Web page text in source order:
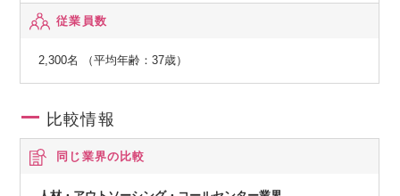
従業員数
2,300名 （平均年齢：37歳）
比較情報
同じ業界の比較